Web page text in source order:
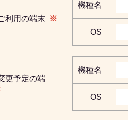
利用の端末 ※
機種名
OS
更予定の端
機種名
OS